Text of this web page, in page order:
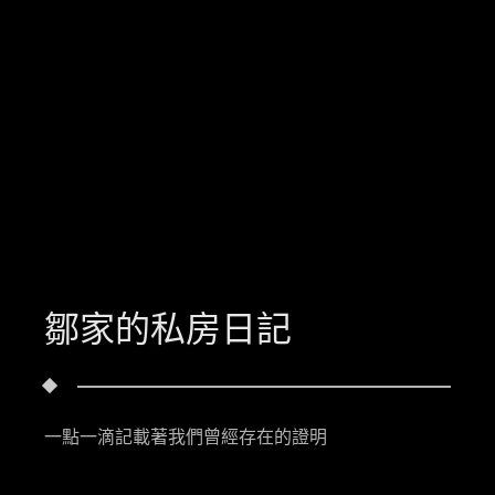
鄒家的私房日記
一點一滴記載著我們曾經存在的證明